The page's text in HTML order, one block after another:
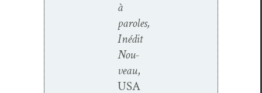
à
paroles,
Inédit
Nou­
veau,
USA